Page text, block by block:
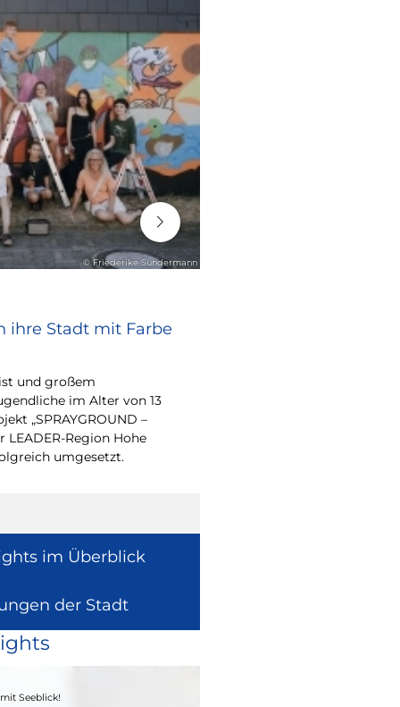
© Friederike Sundermann
ihre Stadt mit Farbe
und großem
im Alter von 13
„SPRAYGROUND –
Region Hohe
umgesetzt.
im Überblick
der Stadt
Seeblick!